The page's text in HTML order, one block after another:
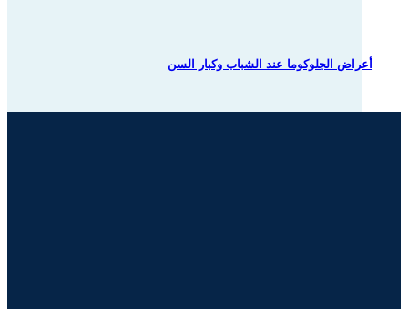
أعراض الجلوكوما عند الشباب وكبار السن